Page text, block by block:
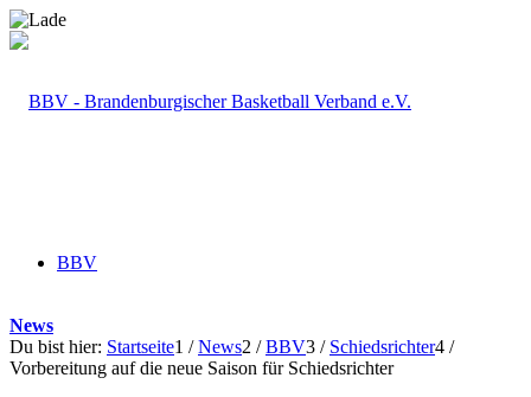
BBV
News
Du bist hier: Startseite1 / News2 / BBV3 / Schiedsrichter4 /
Vorbereitung auf die neue Saison für Schiedsrichter